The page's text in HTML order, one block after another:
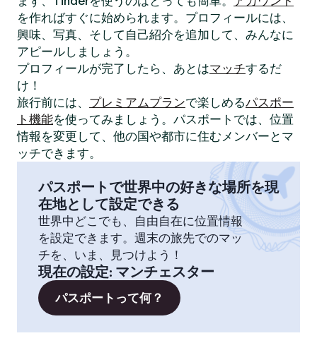
を作ればすぐに始められます。プロフィールには、
興味、写真、そして自己紹介を追加して、みんなに
アピールしましょう。
プロフィールが完了したら、あとはマッチするだ
け！
旅行前には、 プレミアムプランで楽しめるパスポー
ト機能を使ってみましょう。パスポートでは、位置
情報を変更して、他の国や都市に住むメンバーとマ
ッチできます。
パスポートで世界中の好きな場所を現
在地として設定できる
世界中どこでも、自由自在に位置情報
を設定できます。週末の旅先でのマッ
チを、いま、見つけよう！
現在の設定: マンチェスター
パスポートって何？